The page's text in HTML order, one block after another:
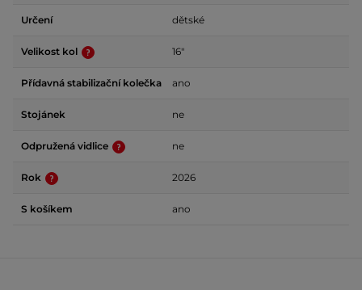
Určení dětské
Velikost kol 16"
Přídavná stabilizační kolečka ano
Stojánek ne
Odpružená vidlice ne
Rok 2026
S košíkem ano